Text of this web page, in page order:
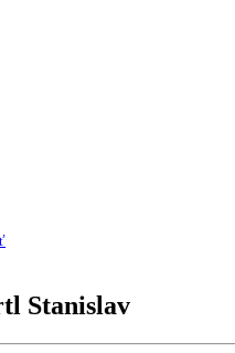
Stanislav